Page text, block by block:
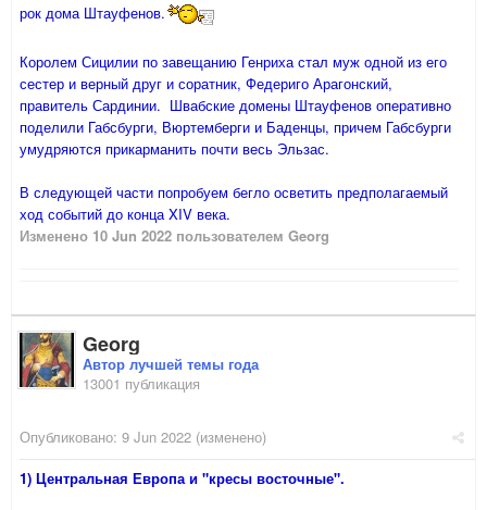
рок дома Штауфенов.
Королем Сицилии по завещанию Генриха стал муж одной из его
сестер и верный друг и соратник, Федериго Арагонский,
правитель Сардинии. Швабские домены Штауфенов оперативно
поделили Габсбурги, Вюртемберги и Баденцы, причем Габсбурги
умудряются прикарманить почти весь Эльзас.
В следующей части попробуем бегло осветить предполагаемый
ход событий до конца XIV века.
Изменено 10 Jun 2022 пользователем Georg
Georg
Автор лучшей темы года
13001 публикация
Опубликовано: 9 Jun 2022 (изменено)
1) Центральная Европа и "кресы восточные".